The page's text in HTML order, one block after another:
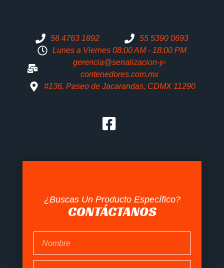
56 4763 1892
55 5390 0693
Lunes a Viernes 08:00 AM - 18:00 PM
gerencia@senalizacion-y-
contenedores.com.mx
#136, Paseo de Jacarandas, CDMX 11290
¿Buscas Un Producto Específico?
CONTÁCTANOS